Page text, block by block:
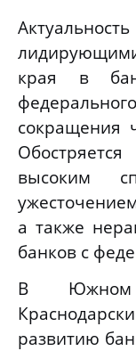
края в
сокращения
высоким
а также
банков с
В Южном
развитию